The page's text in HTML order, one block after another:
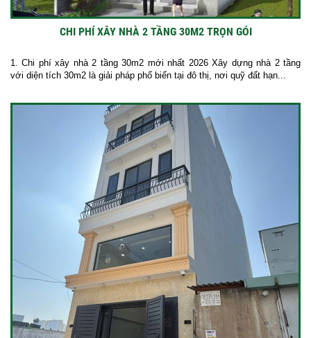
CHI PHÍ XÂY NHÀ 2 TẦNG 30M2 TRỌN GÓI
1. Chi phí xây nhà 2 tầng 30m2 mới nhất 2026 Xây dựng nhà 2 tầng
với diện tích 30m2 là giải pháp phổ biến tại đô thị, nơi quỹ đất hạn...